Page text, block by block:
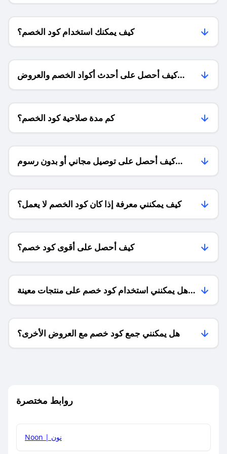
كيف يمكنك استخدام كود الخصم؟
كيف أحصل على أحدث أكواد الخصم والعروض
للمتاجر؟
كم مدة صلاحية كود الخصم؟
كيف أحصل على توصيل مجاني أو بدون رسوم
الشحن ؟
كيف يمكنني معرفة إذا كان كود الخصم لا يعمل؟
كيف أحصل على أقوى كود خصم؟
هل يمكنني استخدام كود خصم على منتجات معينة
فقط؟
هل يمكنني جمع كود خصم مع العروض الأخرى؟
روابط مختصرة
Noon | نون